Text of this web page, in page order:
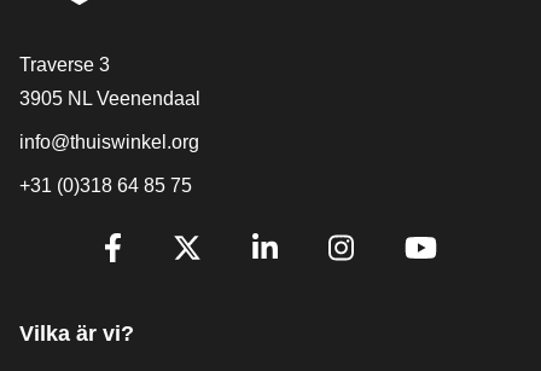
[_General:Contact]
Traverse 3
3905 NL Veenendaal
info@thuiswinkel.org
+31 (0)318 64 85 75
[_General:SocialMediaTitle]
Vilka är vi?